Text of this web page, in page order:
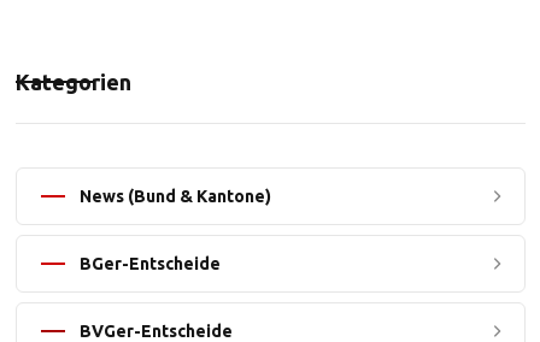
Kategorien
News (Bund & Kantone)
BGer-Entscheide
BVGer-Entscheide